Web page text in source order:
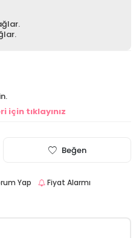
tıklayınız
Beğen
Yap Fiyat Alarmı